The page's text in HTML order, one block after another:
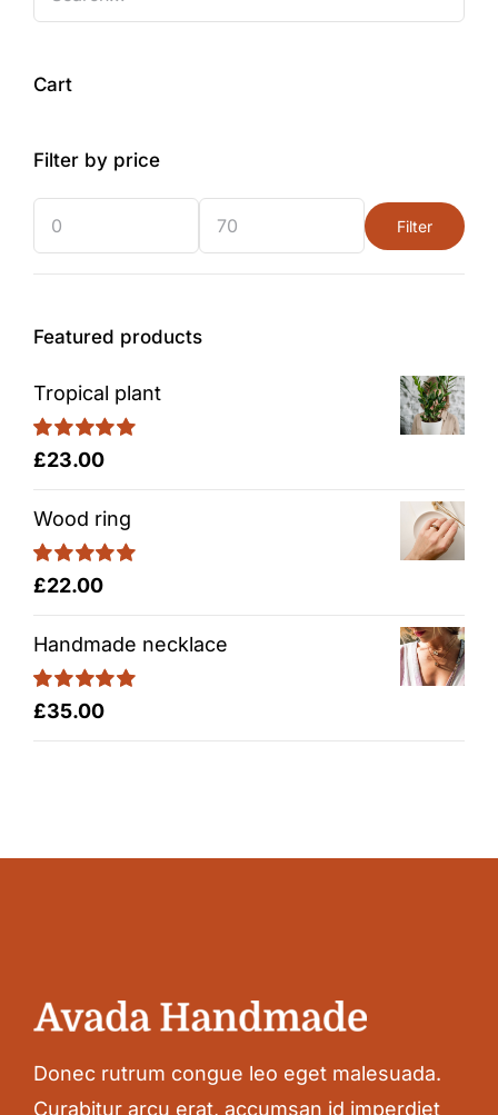
Cart
Filter by price
price
price
Filter
Featured products
Tropical plant
Rated5.00
£23.00
Wood ring
Rated5.00
£22.00
Handmade necklace
Rated5.00
£35.00
Donec rutrum congue leo eget malesuada.
Curabitur arcu erat, accumsan id imperdiet